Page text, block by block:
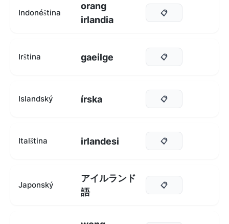
Indonéština
orang
irlandia
📋
Irština gaeilge 📋
Islandský írska 📋
Italština irlandesi 📋
Japonský
アイルランド
語
📋